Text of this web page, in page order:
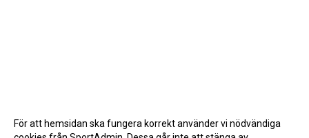
För att hemsidan ska fungera korrekt använder vi nödvändiga